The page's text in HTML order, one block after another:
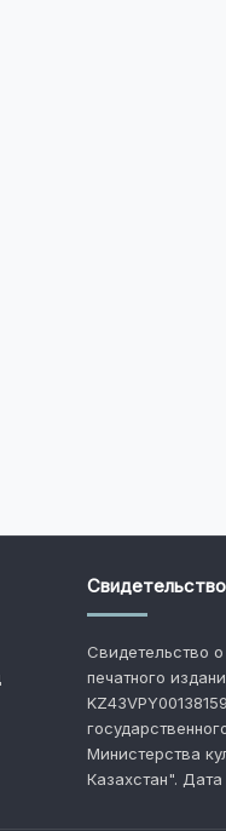
Свидетельство
Свидетельство
печатного
Министерства
Казахстан".